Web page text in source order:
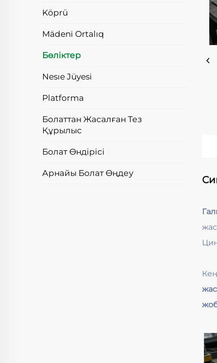
Köprü
Mädeni Ortalıq
Бөліктер
Nesıe Jüyesi
Platforma
Болаттан Жасалған Тез
Құрылыс
Болат Өндірісі
Арнайы Болат Өңдеу